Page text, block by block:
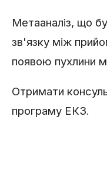
Метааналіз, що
зв'язку між
появою пухлини
Отримати
програму ЕКЗ.